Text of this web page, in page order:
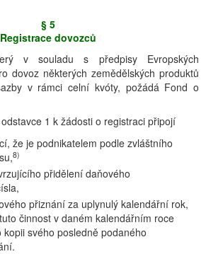
§ 5
Registrace dovozců
v souladu s předpisy Evropských
dovoz některých zemědělských produktů
v rámci celní kvóty, požádá Fond o
1 k žádosti o registraci připojí
že je podnikatelem podle zvláštního
8)
přidělení daňového
přiznání za uplynulý kalendářní rok,
činnost v daném kalendářním roce
kopii svého posledně podaného